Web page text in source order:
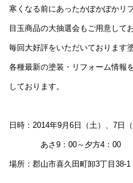
寒くなる前にあったかぽかぽかリ
目玉商品の大抽選会もご用意して
毎回大好評をいただいております
各種最新の塗装・リフォーム情報
しております。
日時：2014年9月6日（土）、7日（
あさ9：00～夕方4：00
場所：郡山市喜久田町卸3丁目